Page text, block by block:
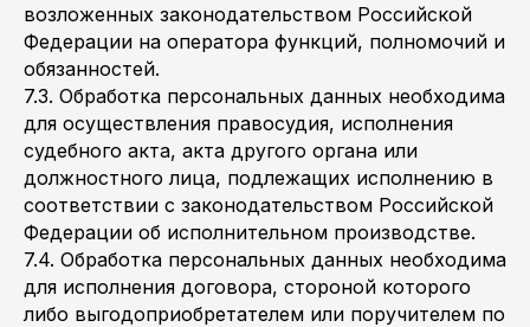
возложенных законодательством Российской
Федерации на оператора функций, полномочий и
обязанностей.
7.3. Обработка персональных данных необходима
для осуществления правосудия, исполнения
судебного акта, акта другого органа или
должностного лица, подлежащих исполнению в
соответствии с законодательством Российской
Федерации об исполнительном производстве.
7.4. Обработка персональных данных необходима
для исполнения договора, стороной которого
либо выгодоприобретателем или поручителем по